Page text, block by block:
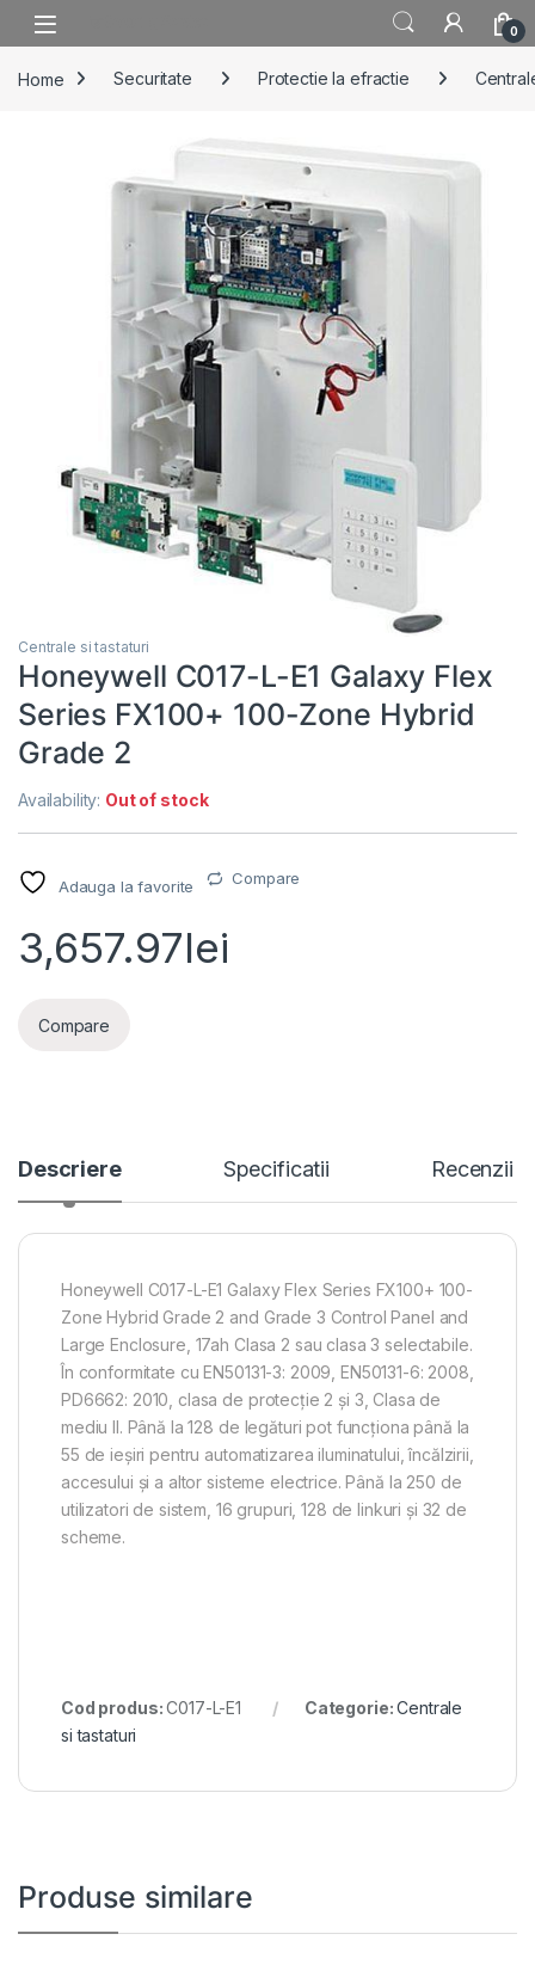
Skip to navigation
Skip to content
0
Home Securitate Protectie la efractie
Centrale si tastaturi
Honeywell C017-L-E1 Galaxy Flex
Series FX100+ 100-Zone Hybrid
Grade 2
Availability: Out of stock
Adauga la favorite Compare
3,657.97lei
Compare
Descriere Specificatii Recenzii
Honeywell C017-L-E1 Galaxy Flex Series FX100+ 100-
Zone Hybrid Grade 2 and Grade 3 Control Panel and
Large Enclosure, 17ah Clasa 2 sau clasa 3 selectabile.
În conformitate cu EN50131-3: 2009, EN50131-6: 2008,
PD6662: 2010, clasa de protecție 2 și 3, Clasa de
mediu II. Până la 128 de legături pot funcționa până la
55 de ieșiri pentru automatizarea iluminatului, încălzirii,
accesului și a altor sisteme electrice. Până la 250 de
utilizatori de sistem, 16 grupuri, 128 de linkuri și 32 de
scheme.
Cod produs:C017-L-E1 Categorie:Centrale
si tastaturi
Produse similare